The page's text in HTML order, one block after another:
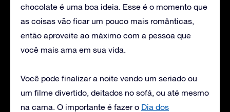
chocolate é uma boa ideia. Esse é o momento que
as coisas vão ficar um pouco mais românticas,
então aproveite ao máximo com a pessoa que
você mais ama em sua vida.
Você pode finalizar a noite vendo um seriado ou
um filme divertido, deitados no sofá, ou até mesmo
na cama. O importante é fazer o Dia dos